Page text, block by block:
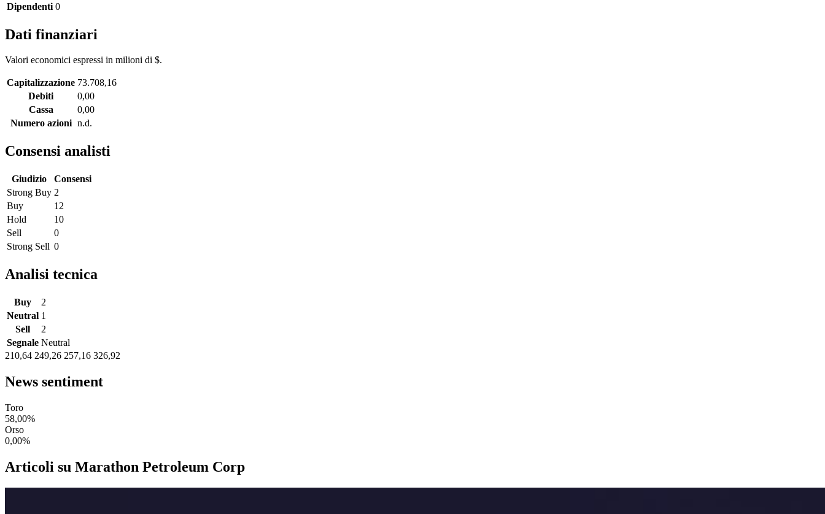
Dipendenti 0
Dati finanziari
Valori economici espressi in milioni di $.
Capitalizzazione 73.708,16
Debiti
0,00
Cassa
0,00
Numero azioni n.d.
Consensi analisti
Giudizio
Consensi
Strong Buy 2
Buy
12
Hold
10
Sell
0
Strong Sell 0
Analisi tecnica
Buy
2
Neutral 1
Sell
2
Segnale Neutral
210,64 249,26 257,16 326,92
News sentiment
Toro
58,00%
Orso
0,00%
Articoli su Marathon Petroleum Corp